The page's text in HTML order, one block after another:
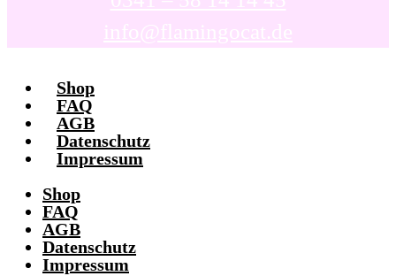
info@flamingocat.de
Shop
FAQ
AGB
Datenschutz
Impressum
Shop
FAQ
AGB
Datenschutz
Impressum